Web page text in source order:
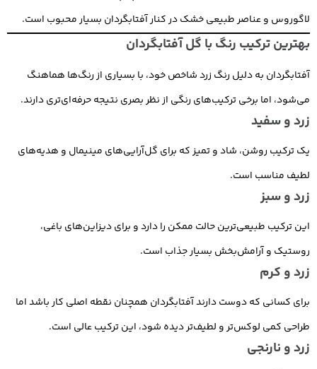
لاگوروس و عناصر طبیعی خشک در کنار آفتابگردان بسیار محبوب است.
بهترین ترکیب رنگ با گل آفتابگردان
آفتابگردان به دلیل رنگ زرد شاخص خود، با بسیاری از رنگ‌ها هماهنگ
می‌شود، اما برخی ترکیب‌های رنگی از نظر بصری نتیجه حرفه‌ای‌تری دارند.
زرد و سفید
یک ترکیب روشن، شاد و تمیز که برای گل‌آرایی‌های مینیمال و هدیه‌های
لطیف مناسب است.
زرد و سبز
این ترکیب طبیعی‌ترین حالت ممکن را دارد و برای دیزاین‌های باغی،
روستیک و آرامش‌بخش بسیار جذاب است.
زرد و کرم
برای کسانی که دوست دارند آفتابگردان همچنان نقطه اصلی کار باشد اما
طراحی کمی لوکس‌تر و لطیف‌تر دیده شود، این ترکیب عالی است.
زرد و نارنجی